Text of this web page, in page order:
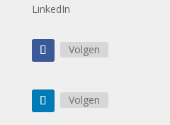
LinkedIn
Volgen
Volgen